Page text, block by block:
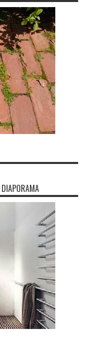
DIAPORAMA